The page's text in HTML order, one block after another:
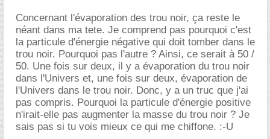
Concernant l'évaporation des trou noir, ça reste le
néant dans ma tete. Je comprend pas pourquoi c'est
la particule d'énergie négative qui doit tomber dans le
trou noir. Pourquoi pas l'autre ? Ainsi, ce serait à 50 /
50. Une fois sur deux, il y a évaporation du trou noir
dans l'Univers et, une fois sur deux, évaporation de
l'Univers dans le trou noir. Donc, y a un truc que j'ai
pas compris. Pourquoi la particule d'énergie positive
n'irait-elle pas augmenter la masse du trou noir ? Je
sais pas si tu vois mieux ce qui me chiffone. :-U